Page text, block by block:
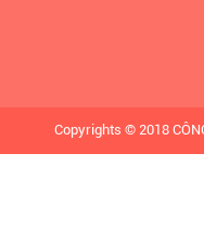
Copyrights © 2018